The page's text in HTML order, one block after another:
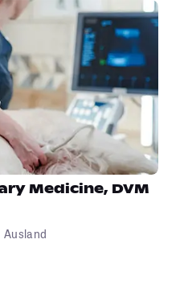
Medicine, DVM
Ausland